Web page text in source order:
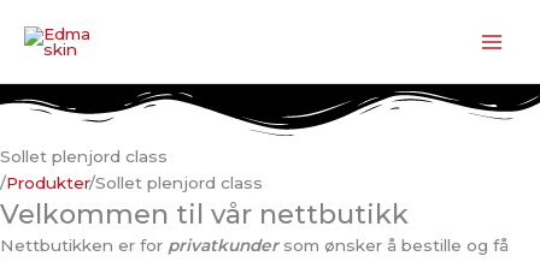
rett
innholdet
Sollet plenjord class
/Produkter/Sollet plenjord class
Velkommen til vår nettbutikk
Nettbutikken er for privatkundersom ønsker å bestille og få